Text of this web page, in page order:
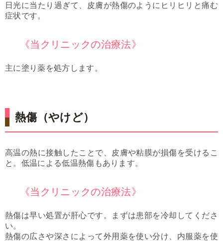
日光に当たり過ぎて、皮膚が熱傷のようにヒリヒリと痛む
症状です。
《当クリニックの治療法》
主に塗り薬を処方します。
熱傷（やけど）
高温の熱に接触したことで、皮膚や粘膜が損傷を受けるこ
と。低温による低温熱傷もあります。
《当クリニックの治療法》
熱傷は早い処置が肝心です。まずは患部を冷却してくださ
い。
熱傷の広さや深さによって外用薬を使い分け、内服薬を使